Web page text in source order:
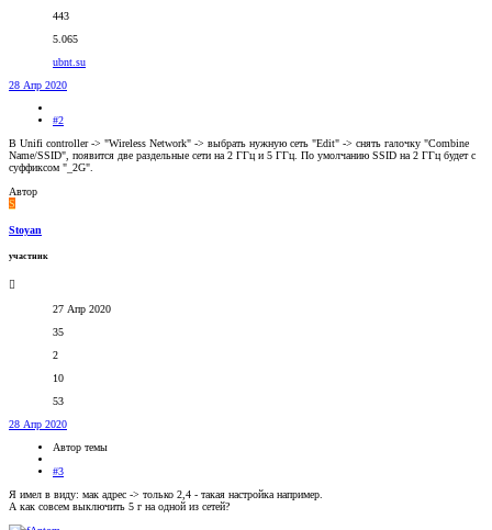
443
5.065
ubnt.su
28 Апр 2020
#2
В Unifi controller -> "Wireless Network" -> выбрать нужную сеть "Edit" -> снять галочку "Combine
Name/SSID", появится две раздельные сети на 2 ГГц и 5 ГГц. По умолчанию SSID на 2 ГГц будет с
суффиксом "_2G".
Автор
S
Stoyan
участник
27 Апр 2020
35
2
10
53
28 Апр 2020
Автор темы
#3
Я имел в виду: мак адрес -> только 2,4 - такая настройка например.
А как совсем выключить 5 г на одной из сетей?